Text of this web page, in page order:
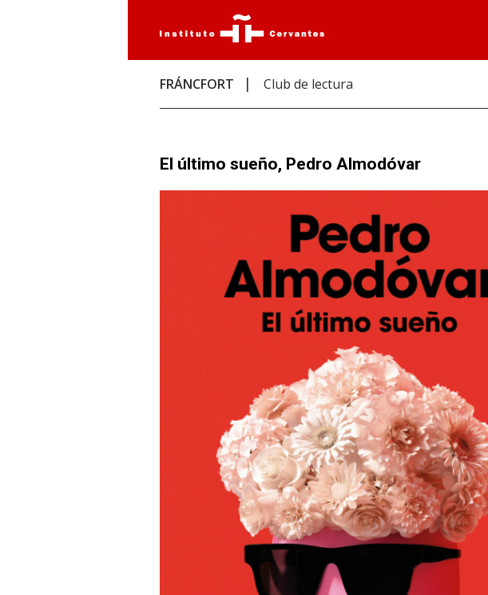
FRÁNCFORT Club de lectura
El último sueño, Pedro Almodóvar